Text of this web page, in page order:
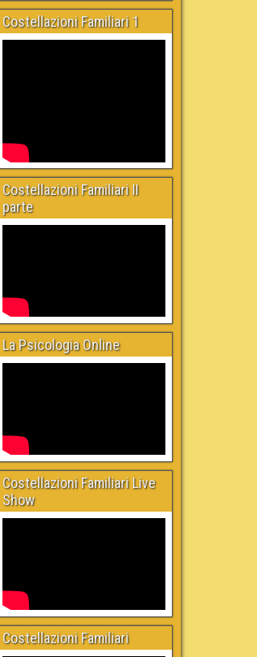
a
n
Costellazioni Familiari 1
Costellazioni Familiari II
parte
La Psicologia Online
Costellazioni Familiari Live
Show
Costellazioni Familiari